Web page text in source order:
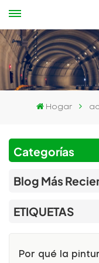
Hogar
Categorías
Blog Más
ETIQUETAS
Por qué la